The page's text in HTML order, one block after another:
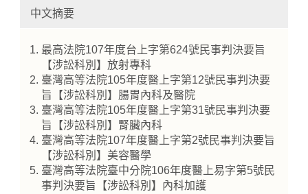
中文摘要
最高法院107年度台上字第624號民事判決要旨
【涉訟科別】放射專科
臺灣高等法院105年度醫上字第12號民事判決要
旨【涉訟科別】腸胃內科及醫院
臺灣高等法院105年度醫上字第31號民事判決要
旨【涉訟科別】腎臟內科
臺灣高等法院107年度醫上字第2號民事判決要旨
【涉訟科別】美容醫學
臺灣高等法院臺中分院106年度醫上易字第5號民
事判決要旨【涉訟科別】內科加護